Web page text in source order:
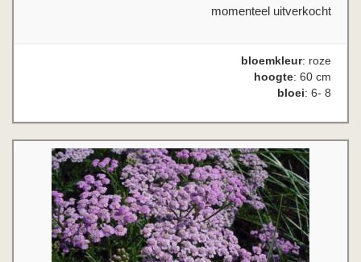
momenteel uitverkocht
bloemkleur: roze
hoogte: 60 cm
bloei: 6- 8